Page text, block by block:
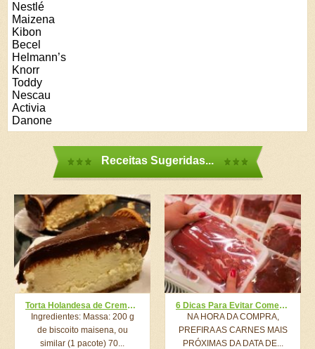
Nestlé
Maizena
Kibon
Becel
Helmann’s
Knorr
Toddy
Nescau
Activia
Danone
Receitas Sugeridas...
Torta Holandesa de Creme de Maracujá
Ingredientes: Massa: 200 g
de biscoito maisena, ou
similar (1 pacote) 70...
6 Dicas Para Evitar Comer Carne Estragada
NA HORA DA COMPRA,
PREFIRA AS CARNES MAIS
PRÓXIMAS DA DATA DE...